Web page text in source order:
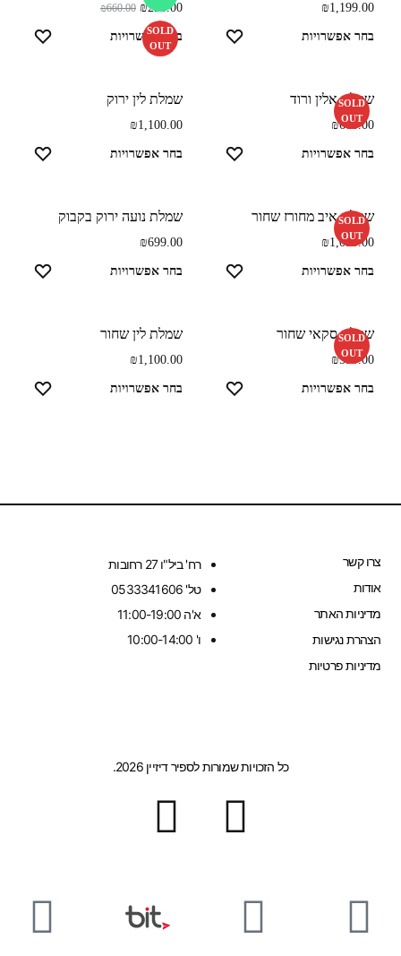
₪1,199.00
בחר אפשרויות
SOLD
OUT
₪250.00
₪660.00
בחר אפשרויות
SOLD
OUT
שמלת אלין ורוד
₪660.00
בחר אפשרויות
שמלת לין ירוק
₪1,100.00
בחר אפשרויות
SOLD
OUT
שמלת איב מחורז שחור
₪1,099.00
בחר אפשרויות
שמלת נועה ירוק בקבוק
₪699.00
בחר אפשרויות
SOLD
OUT
שמלת סקאי שחור
₪599.00
בחר אפשרויות
שמלת לין שחור
₪1,100.00
בחר אפשרויות
צרו קשר
אודות
מדיניות האתר
הצהרת נגישות
מדיניות פרטיות
רח' ביל"ו 27 רחובות
טל' 0533341606
א'ה 11:00-19:00
ו' 10:00-14:00
כל הזכויות שמורות לספיר דיזיין 2026.